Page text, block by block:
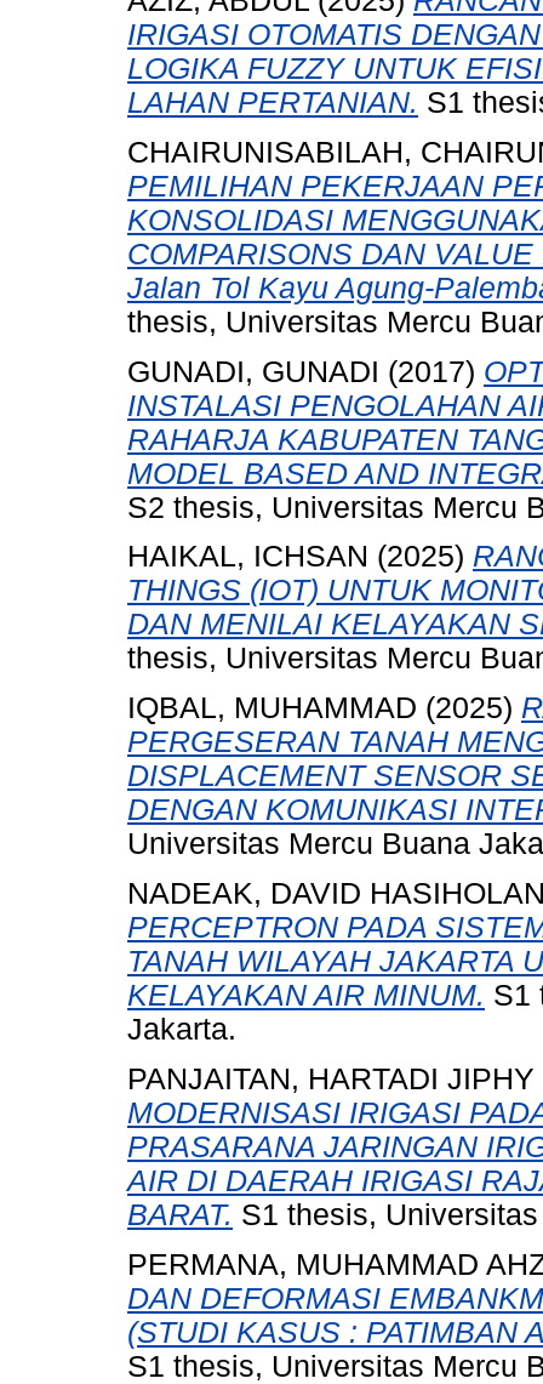
IRIGASI OTOMATIS
LOGIKA FUZZY UNTUK
LAHAN PERTANIAN. S1
CHAIRUNISABILAH,
PEMILIHAN PEKERJAAN
KONSOLIDASI
COMPARISONS DAN
Jalan Tol Kayu Agung-
thesis, Universitas Mercu
GUNADI, GUNADI (2017)
INSTALASI PENGOLAHAN
RAHARJA KABUPATEN
MODEL BASED AND
S2 thesis, Universitas Mercu
HAIKAL, ICHSAN (2025)
THINGS (IOT) UNTUK
DAN MENILAI KELAYAKAN
thesis, Universitas Mercu
IQBAL, MUHAMMAD (2025)
PERGESERAN TANAH
DISPLACEMENT SENSOR
DENGAN KOMUNIKASI
Universitas Mercu Buana
NADEAK, DAVID
PERCEPTRON PADA
TANAH WILAYAH JAKARTA
KELAYAKAN AIR MINUM. S1
Jakarta.
PANJAITAN, HARTADI
MODERNISASI IRIGASI
PRASARANA JARINGAN
AIR DI DAERAH IRIGASI
BARAT. S1 thesis,
PERMANA, MUHAMMAD
DAN DEFORMASI
(STUDI KASUS : PATIMBAN
S1 thesis, Universitas Mercu